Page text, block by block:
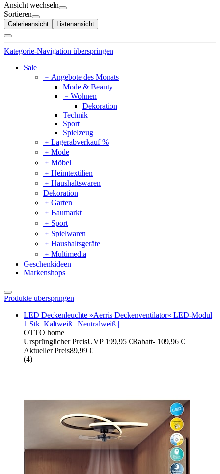
Ansicht wechseln
Sortieren
Galerieansicht Listenansicht
Kategorie-Navigation überspringen
Sale
﹣ Angebote des Monats
Mode & Beauty
﹣ Wohnen
Dekoration
Technik
Sport
Spielzeug
﹢ Lagerabverkauf %
﹢ Mode
﹢ Möbel
﹢ Heimtextilien
﹢ Haushaltswaren
Dekoration
﹢ Garten
﹢ Baumarkt
﹢ Sport
﹢ Spielwaren
﹢ Haushaltsgeräte
﹢ Multimedia
Geschenkideen
Markenshops
Produkte überspringen
LED Deckenleuchte »Aerris Deckenventilator« LED-Modul
1 Stk. Kaltweiß | Neutralweiß |...
OTTO home
Ursprünglicher PreisUVP 199,95 €Rabatt- 109,96 €
Aktueller Preis89,99 €
(4)